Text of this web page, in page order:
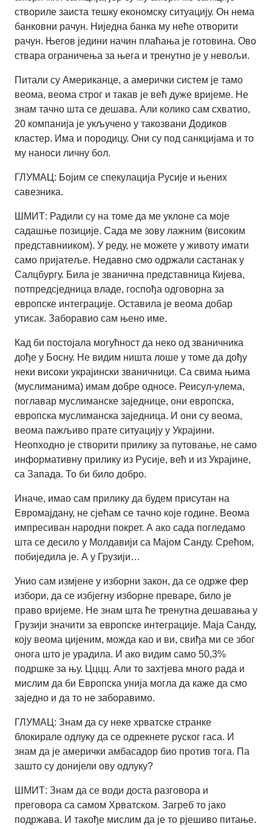
створиле заиста тешку економску ситуацију. Он нема
банковни рачун. Ниједна банка му неће отворити
рачун. Његов једини начин плаћања је готовина. Ово
ствара ограничења за њега и тренутно је у невољи.
Питали су Американце, а амерички систем је тамо
веома, веома строг и такав је већ дуже вријеме. Не
знам тачно шта се дешава. Али колико сам схватио,
20 компанија је укључено у такозвани Додиков
кластер. Има и породицу. Они су под санкцијама и то
му наноси личну бол.
ГЛУМАЦ: Бојим се спекулација Русије и њених
савезника.
ШМИТ: Радили су на томе да ме уклоне са моје
садашње позиције. Сада ме зову лажним (високим
представнииком). У реду, не можете у животу имати
само пријатеље. Недавно смо одржали састанак у
Салцбургу. Била је званична представница Кијева,
потпредсједница владе, госпођа одговорна за
европске интеграције. Оставила је веома добар
утисак. Заборавио сам њено име.
Кад би постојала могућност да неко од званичника
дође у Босну. Не видим ништа лоше у томе да дођу
неки високи украјински званичници. Са свима њима
(муслиманима) имам добре односе. Реисул-улема,
поглавар муслиманске заједнице, они европска,
европска муслиманска заједница. И они су веома,
веома пажљиво прате ситуацију у Украјини.
Неопходно је створити прилику за путовање, не само
информативну прилику из Русије, већ и из Украјине,
са Запада. То би било добро.
Иначе, имао сам прилику да будем присутан на
Евромајдану, не сјећам се тачно које године. Веома
импресиван народни покрет. А ако сада погледамо
шта се десило у Молдавији са Мајом Санду. Срећом,
побиједила је. А у Грузији…
Унио сам измјене у изборни закон, да се одрже фер
избори, да се избјегну изборне преваре, било је
право вријеме. Не знам шта ће тренутна дешавања у
Грузији значити за европске интеграције. Маја Санду,
коју веома цијеним, можда као и ви, свиђа ми се због
онога што је урадила. И ако видим само 50,3%
подршке за њу. Цццц. Али то захтјева много рада и
мислим да би Европска унија могла да каже да смо
заједно и да то не заборавимо.
ГЛУМАЦ: Знам да су неке хрватске странке
блокирале одлуку да се одрекнете руског гаса. И
знам да је амерички амбасадор био против тога. Па
зашто су донијели ову одлуку?
ШМИТ: Знам да се води доста разговора и
преговора са самом Хрватском. Загреб то јако
подржава. И такође мислим да је то рјешиво питање.